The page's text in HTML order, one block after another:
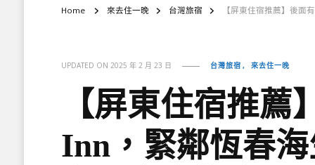
Home 來去住一晚 台灣旅宿 【屏東住宿推薦】後面
UPDATED ON 2025 年 2 月 23 日 台灣旅宿 來去住一晚
【屏東住宿推薦
Inn，緊鄰恆春